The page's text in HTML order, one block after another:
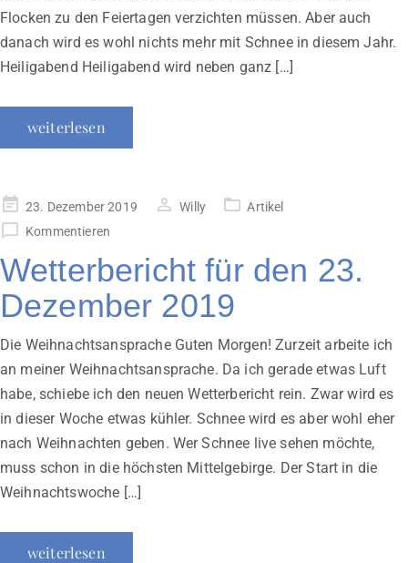
Flocken zu den Feiertagen verzichten müssen. Aber auch
danach wird es wohl nichts mehr mit Schnee in diesem Jahr.
Heiligabend Heiligabend wird neben ganz […]
weiterlesen
Veröffentlicht
am
23. Dezember 2019 Willy
Artikel
Kommentieren
Wetterbericht für den 23.
Dezember 2019
Die Weihnachtsansprache Guten Morgen! Zurzeit arbeite ich
an meiner Weihnachtsansprache. Da ich gerade etwas Luft
habe, schiebe ich den neuen Wetterbericht rein. Zwar wird es
in dieser Woche etwas kühler. Schnee wird es aber wohl eher
nach Weihnachten geben. Wer Schnee live sehen möchte,
muss schon in die höchsten Mittelgebirge. Der Start in die
Weihnachtswoche […]
weiterlesen